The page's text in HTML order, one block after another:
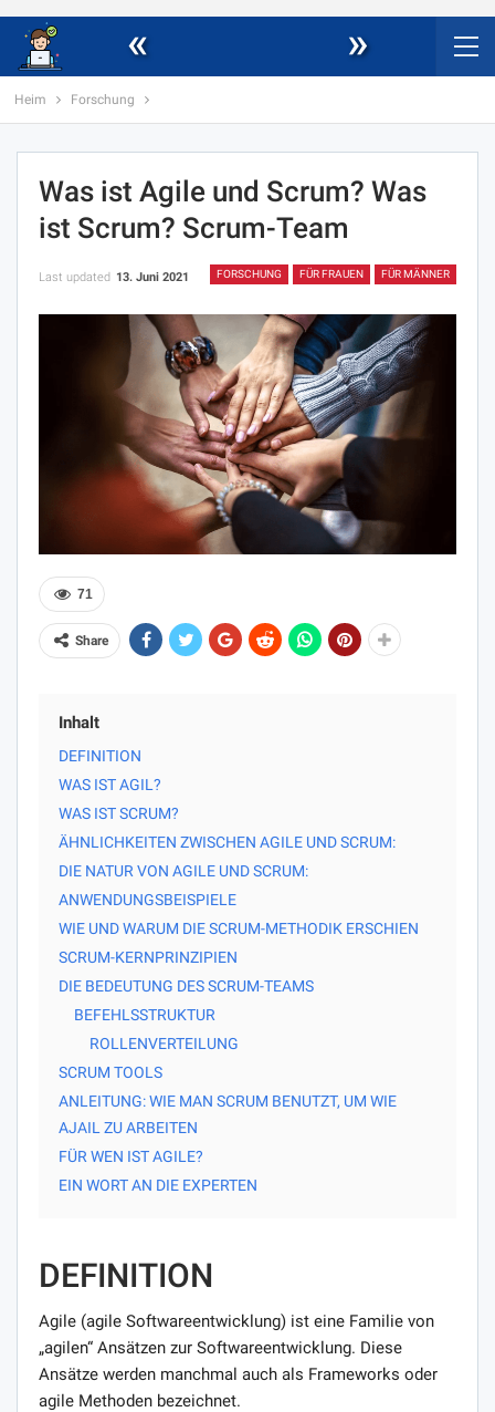
« »
Heim Forschung
Was ist Agile und Scrum? Was
ist Scrum? Scrum-Team
FORSCHUNG FÜR FRAUEN FÜR MÄNNER
Last updated 13. Juni 2021
71
Share
Inhalt
DEFINITION
WAS IST AGIL?
WAS IST SCRUM?
ÄHNLICHKEITEN ZWISCHEN AGILE UND SCRUM:
DIE NATUR VON AGILE UND SCRUM:
ANWENDUNGSBEISPIELE
WIE UND WARUM DIE SCRUM-METHODIK ERSCHIEN
SCRUM-KERNPRINZIPIEN
DIE BEDEUTUNG DES SCRUM-TEAMS
BEFEHLSSTRUKTUR
ROLLENVERTEILUNG
SCRUM TOOLS
ANLEITUNG: WIE MAN SCRUM BENUTZT, UM WIE
AJAIL ZU ARBEITEN
FÜR WEN IST AGILE?
EIN WORT AN DIE EXPERTEN
DEFINITION
Agile (agile Softwareentwicklung) ist eine Familie von
„agilen“ Ansätzen zur Softwareentwicklung. Diese
Ansätze werden manchmal auch als Frameworks oder
agile Methoden bezeichnet.